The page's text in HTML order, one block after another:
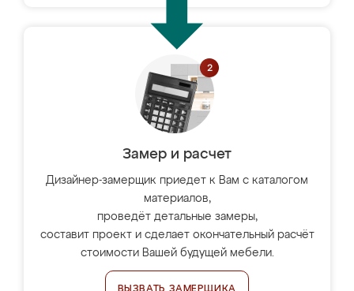
Замер и расчет
Дизайнер-замерщик приедет к Вам с каталогом
материалов,
проведёт детальные замеры,
составит проект и сделает окончательный расчёт
стоимости Вашей будущей мебели.